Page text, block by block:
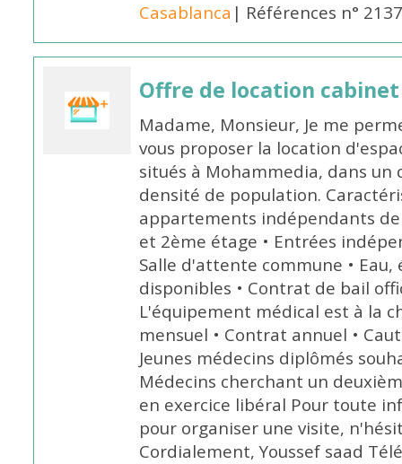
Casablanca | Références n°
Offre de location
Madame, Monsieur, Je me
vous proposer la location
situés à Mohammedia, dans
densité de population.
appartements indépendants de
et 2ème étage • Entrées
Salle d'attente commune •
disponibles • Contrat de bail
L'équipement médical est à la
mensuel • Contrat annuel •
Jeunes médecins diplômés
Médecins cherchant un
en exercice libéral Pour toute
pour organiser une visite,
Cordialement, Youssef saad